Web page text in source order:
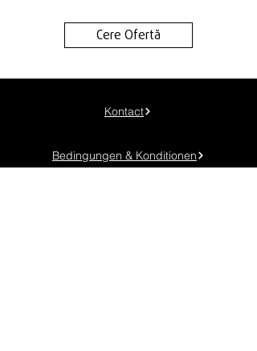
Cere Ofertă
Kontact
Bedingungen & Konditionen